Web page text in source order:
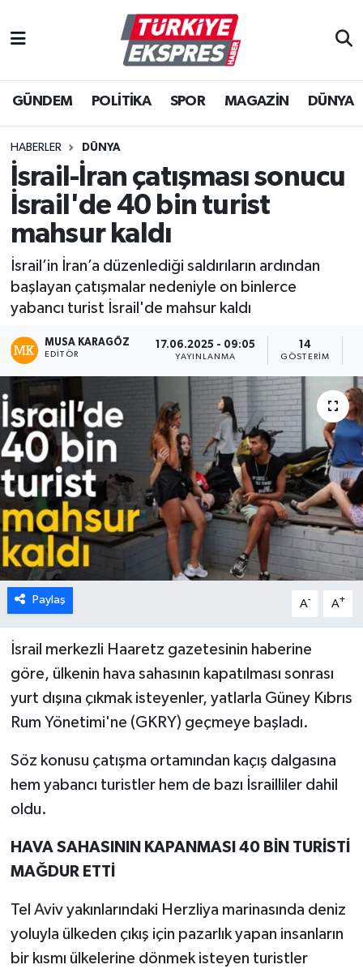
GÜNDEM POLİTİKA SPOR MAGAZİN DÜNYA
HABERLER DÜNYA
İsrail-İran çatışması sonucu
İsrail'de 40 bin turist
mahsur kaldı
İsrail’in İran’a düzenlediği saldırıların ardından
başlayan çatışmalar nedeniyle on binlerce
yabancı turist İsrail'de mahsur kaldı
MUSA KARAGÖZ
EDITÖR
17.06.2025 - 09:05
YAYINLANMA
14
GÖSTERIM
Paylaş A- A+
İsrail merkezli Haaretz gazetesinin haberine
göre, ülkenin hava sahasının kapatılması sonrası
yurt dışına çıkmak isteyenler, yatlarla Güney Kıbrıs
Rum Yönetimi'ne (GKRY) geçmeye başladı.
Söz konusu çatışma ortamından kaçış dalgasına
hem yabancı turistler hem de bazı İsrailliler dahil
oldu.
HAVA SAHASININ KAPANMASI 40 BİN TURİSTİ
MAĞDUR ETTİ
Tel Aviv yakınlarındaki Herzliya marinasında deniz
yoluyla ülkeden çıkış için pazarlık yapan insanların
bir kısmı ülkelerine dönmek isteyen turistler
İstanbul Nöbetçi Eczaneler
İstanbul Hava Durumu
İstanbul Namaz Vakitleri
İstanbul Trafik Yoğunluk Haritası
Süper Lig Puan Durumu ve Fikstür
Tüm Manşetler
Son Dakika Haberleri
Haber Arşivi